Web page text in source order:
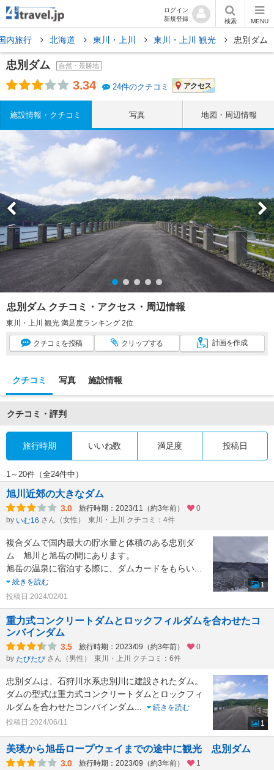
ログイン
新規登録
検索 MENU
内旅行 北海道 東川・上川 東川・上川 観光 忠別ダム
忠別ダム 自然・景勝地
3.34 24件のクチコミ アクセス
施設情報・クチコミ 写真 地図・周辺情報
忠別ダム クチコミ・アクセス・周辺情報
東川・上川 観光 満足度ランキング 2位
クチコミ を投稿 クリップする 計画を作成
クチコミ 写真 施設情報
クチコミ・評判
旅行時期 いいね数 満足度 投稿日
1～20件（全24件中）
旭川近郊の大きなダム
3.0 旅行時期：2023/11（約3年前）
0
by いむ16 さん（女性） 東川・上川 クチコミ：4件
複合ダムで国内最大の貯水量と体積のある忠別ダ
ム 旭川と旭岳の間にあります。
旭岳の温泉に宿泊する際に、ダムカードをもらい...
続きを読む
投稿日:2024/02/01
1
重力式コンクリートダムとロックフィルダムを合わせたコ
ンバインダム
3.5 旅行時期：2023/09（約3年前）
0
by たびたび さん（男性） 東川・上川 クチコミ：6件
忠別ダムは、石狩川水系忠別川に建設されたダム。
ダムの型式は重力式コンクリートダムとロックフィ
ルダムを合わせたコンバインダム...
続きを読む
投稿日:2024/06/11
1
美瑛から旭岳ロープウェイまでの途中に観光 忠別ダム
3.0 旅行時期：2023/09（約3年前）
1